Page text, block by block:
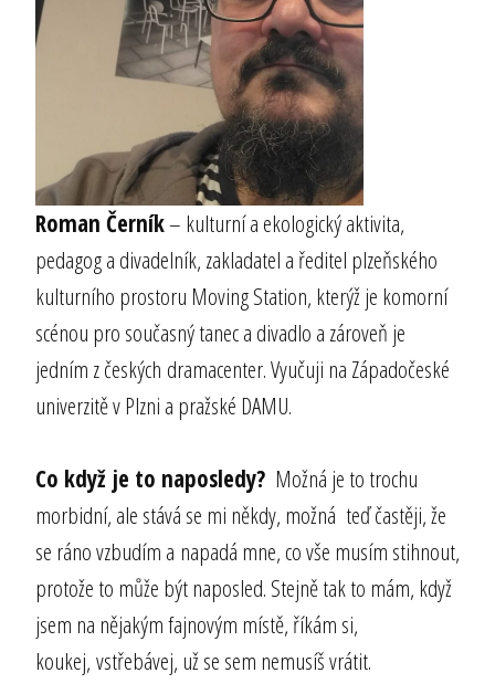
Roman Černík– kulturní a ekologický aktivita,
pedagog a divadelník, zakladatel a ředitel plzeňského
kulturního prostoru Moving Station, kterýž je komorní
scénou pro současný tanec a divadlo a zároveň je
jedním z českých dramacenter. Vyučuji na Západočeské
univerzitě v Plzni a pražské DAMU.
Co když je to naposledy? Možná je to trochu
morbidní, ale stává se mi někdy, možná teď častěji, že
se ráno vzbudím a napadá mne, co vše musím stihnout,
protože to může být naposled. Stejně tak to mám, když
jsem na nějakým fajnovým místě, říkám si,
koukej, vstřebávej, už se sem nemusíš vrátit.